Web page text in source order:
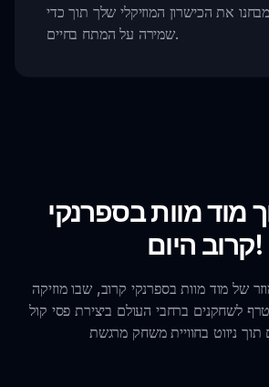
את הכישרון המוזיקלי שלך תוך כדי
שמירה על המתח בחיים.
מוד מוות בספרנקי
קרוב היום!
של מוד מוות בספרנקי קרוב, שבו מוזיקה
לשחקנים ברחבי העולם ביצירת פסי קול